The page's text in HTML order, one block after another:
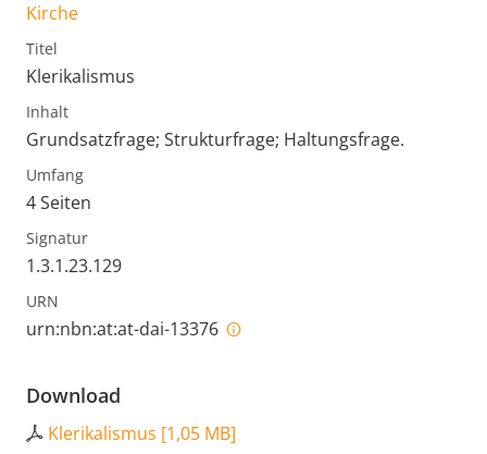
Kirche
Titel
Klerikalismus
Inhalt
Grundsatzfrage; Strukturfrage; Haltungsfrage.
Umfang
4 Seiten
Signatur
1.3.1.23.129
URN
urn:nbn:at:at-dai-13376
Download
Klerikalismus [1,05 MB]